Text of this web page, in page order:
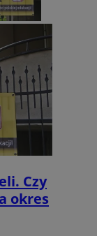
Czy
okres